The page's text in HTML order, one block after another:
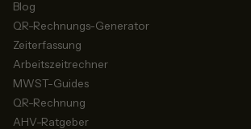
Blog
QR-Rechnungs-Generator
Zeiterfassung
Arbeitszeitrechner
MWST-Guides
QR-Rechnung
AHV-Ratgeber